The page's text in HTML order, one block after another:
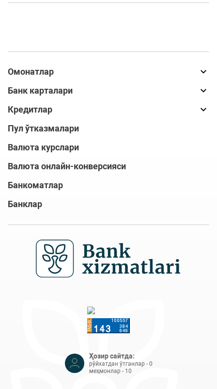
Омонатлар
Банк карталари
Кредитлар
Пул ўтказмалари
Валюта курслари
Валюта онлайн-конверсияси
Банкоматлар
Банклар
Ҳозир сайтда:
рўйхатдан ўтганлар - 0
меҳмонлар - 10